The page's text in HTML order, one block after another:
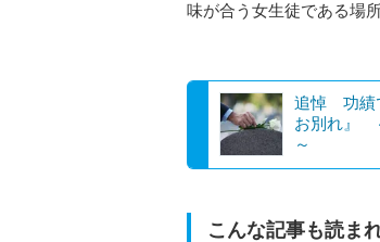
味が合う女生徒である場
追悼 功績
お別れ』
～
こんな記事も読ま